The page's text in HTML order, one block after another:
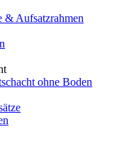
& Aufsatzrahmen
ohne Boden